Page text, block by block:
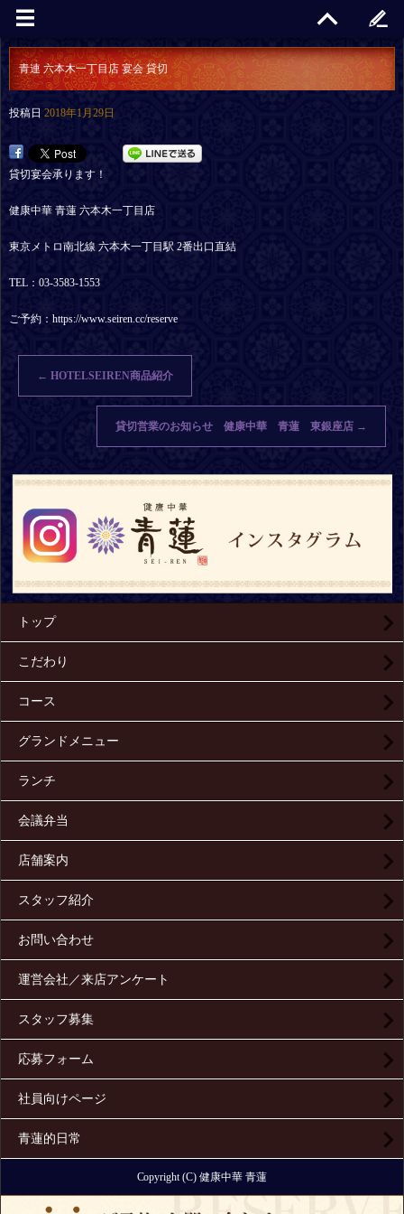
青連 六本木一丁目店 宴会 貸切
投稿日 2018年1月29日
貸切宴会承ります！
健康中華 青蓮 六本木一丁目店
東京メトロ南北線 六本木一丁目駅 2番出口直結
TEL：03-3583-1553
ご予約：https://www.seiren.cc/reserve
← HOTELSEIREN商品紹介
貸切営業のお知らせ 健康中華 青蓮 東銀座店 →
トップ
こだわり
コース
グランドメニュー
ランチ
会議弁当
店舗案内
スタッフ紹介
お問い合わせ
運営会社／来店アンケート
スタッフ募集
応募フォーム
社員向けページ
青蓮的日常
Copyright (C) 健康中華 青蓮